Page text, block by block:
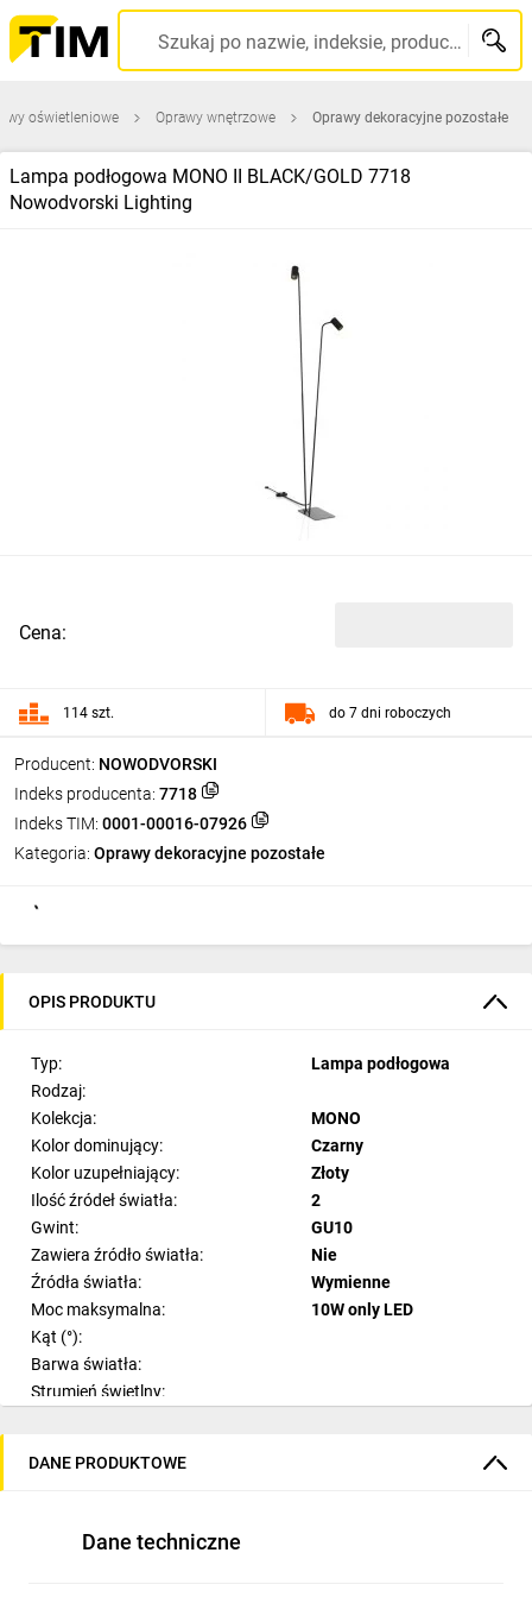
Szukaj po nazwie, indeksie, producencie, kodzie kreskowym...
oświetleniowe Oprawy wnętrzowe Oprawy dekoracyjne pozostałe
Lampa podłogowa MONO II BLACK/GOLD 7718
Nowodvorski Lighting
Producent: NOWODVORSKI
Indeks producenta: 7718
Indeks TIM: 0001-00016-07926
Kategoria: Oprawy dekoracyjne pozostałe
Cena:
114 szt. do 7 dni roboczych
OPIS PRODUKTU
Typ:
Lampa podłogowa
Rodzaj:
Kolekcja:
MONO
Kolor dominujący:
Czarny
Kolor uzupełniający:
Złoty
Ilość źródeł światła:
2
Gwint:
GU10
Zawiera źródło światła:
Nie
Źródła światła:
Wymienne
Moc maksymalna:
10W only LED
Kąt (°):
Barwa światła:
Strumień świetlny:
Materiał dodatkowy:
Tworzywo sztuczne ABS
Szerokość:
DANE PRODUKTOWE
Dane techniczne